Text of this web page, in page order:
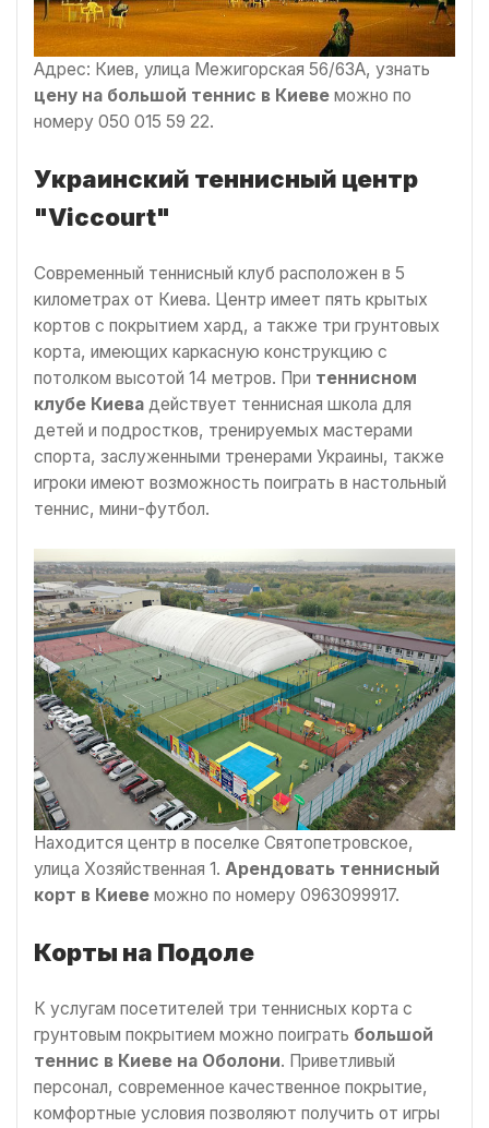
Адрес: Киев, улица Межигорская 56/63А, узнать
цену на большой теннис в Киеве можно по
номеру 050 015 59 22.
Украинский теннисный центр
"Viccourt"
Современный теннисный клуб расположен в 5
километрах от Киева. Центр имеет пять крытых
кортов с покрытием хард, а также три грунтовых
корта, имеющих каркасную конструкцию с
потолком высотой 14 метров. При теннисном
клубе Киева действует теннисная школа для
детей и подростков, тренируемых мастерами
спорта, заслуженными тренерами Украины, также
игроки имеют возможность поиграть в настольный
теннис, мини-футбол.
Находится центр в поселке Святопетровское,
улица Хозяйственная 1. Арендовать теннисный
корт в Киеве можно по номеру 0963099917.
Корты на Подоле
К услугам посетителей три теннисных корта с
грунтовым покрытием можно поиграть большой
теннис в Киеве на Оболони. Приветливый
персонал, современное качественное покрытие,
комфортные условия позволяют получить от игры